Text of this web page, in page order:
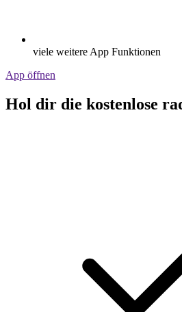
viele weitere App Funktionen
App öffnen
Hol dir die kostenlose